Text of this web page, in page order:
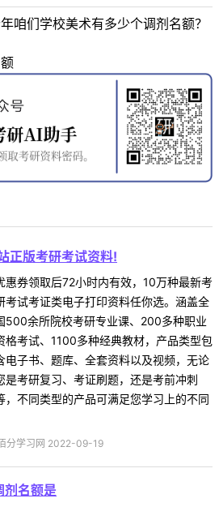
咱们学校美术有多少个调剂名额？
正版考研考试资料!
惠券领取后72小时内有效，10万种最新考
考试考证类电子打印资料任你选。涵盖全
500余所院校考研专业课、200多种职业
格考试、1100多种经典教材，产品类型包
电子书、题库、全套资料以及视频，无论
是考研复习、考证刷题，还是考前冲刺
，不同类型的产品可满足您学习上的不同
分学习网 2022-09-19
名额是